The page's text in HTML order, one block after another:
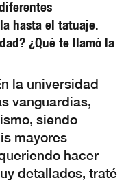
hasta el tatuaje.
¿Qué te llamó la
la universidad
vanguardias,
siendo
mayores
hacer
detallados, traté